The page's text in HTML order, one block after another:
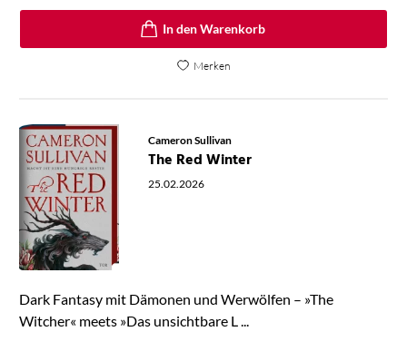
In den Warenkorb
Merken
Cameron Sullivan
The Red Winter
25.02.2026
Dark Fantasy mit Dämonen und Werwölfen – »The
Witcher« meets »Das unsichtbare L ...